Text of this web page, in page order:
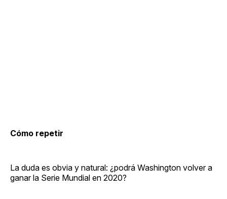
Cómo repetir
La duda es obvia y natural: ¿podrá Washington volver a
ganar la Serie Mundial en 2020?